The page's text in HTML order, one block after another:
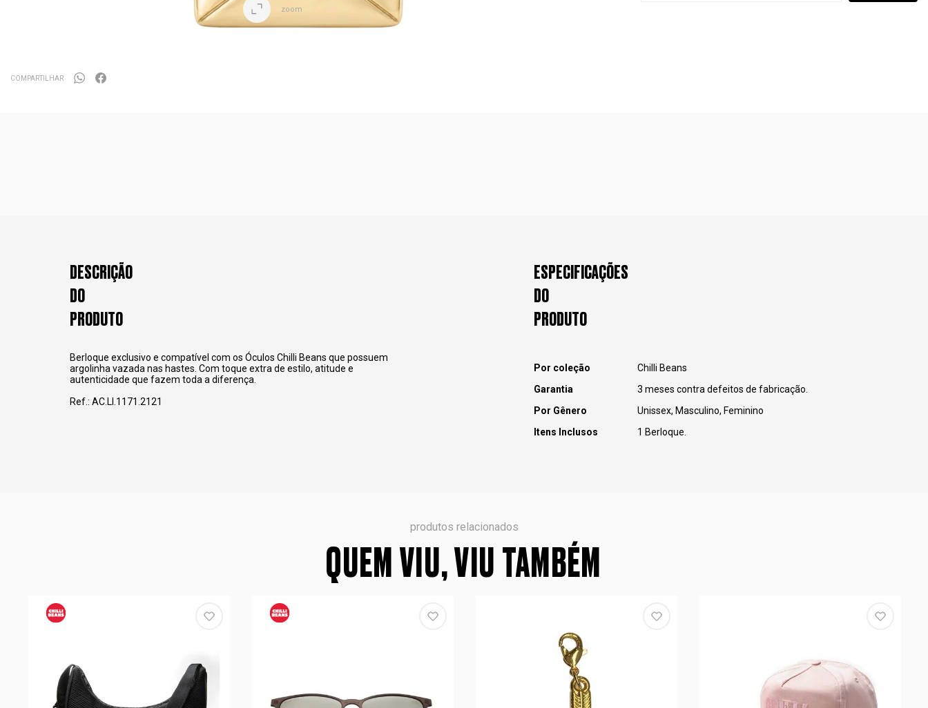
zoom
COMPARTILHAR
DESCRIÇÃO
DO
PRODUTO
Berloque exclusivo e compatível com os Óculos Chilli Beans que possuem
argolinha vazada nas hastes. Com toque extra de estilo, atitude e
autenticidade que fazem toda a diferença.
Ref.: AC.LI.1171.2121
ESPECIFICAÇÕES
DO
PRODUTO
Por coleção
Chilli Beans
Garantia
3 meses contra defeitos de fabricação.
Por Gênero
Unissex, Masculino, Feminino
Itens Inclusos
1 Berloque.
produtos relacionados
QUEM VIU, VIU TAMBÉM